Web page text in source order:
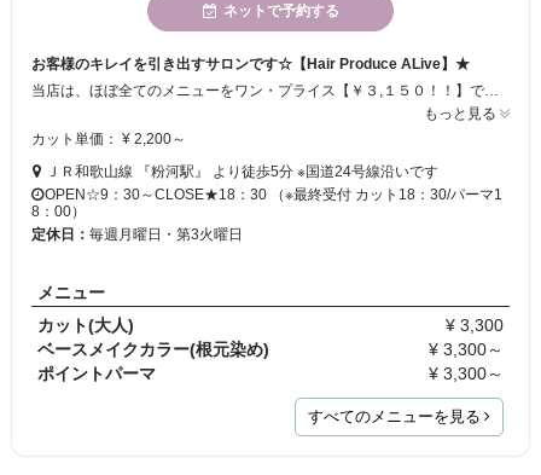
ネットで予約する
お客様のキレイを引き出すサロンです☆【Hair Produce ALive】★
もっと見る
カット単価： ¥ 2,200～
ＪＲ和歌山線 『粉河駅』 より徒歩5分 ※国道24号線沿いです
OPEN☆9：30～CLOSE★18：30 （※最終受付 カット18：30/パーマ1
8：00）
定休日： 毎週月曜日・第3火曜日
メニュー
カット(大人)
¥ 3,300
ベースメイクカラー(根元染め)
¥ 3,300～
ポイントパーマ
¥ 3,300～
すべてのメニューを見る